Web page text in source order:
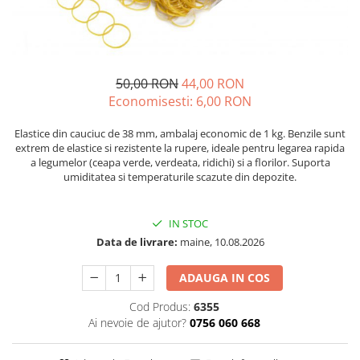
Seminte legume
Seminte ceapa
Seminte conopida
Seminte de Gulii
Seminte de praz
Seminte dovleac decorativ
Seminte dovlecel / dovleac
Seminte mazare
Seminte morcovi
Motofierastrau / Drujba
Pila motofierastrau / drujba
Pompa de apa curata/murdara
Pompa de stropit
Spray si intretinere
Discuri motocoasa
Fierastraie manuale
Flexuri si Polizoare
Gresor / Decalimetru
Hranitoare/ Adapatoare
Lant motofierastrau / drujba
Masca de sudura & accesori
Motocoasa si consumabile /
accesorii
50,00 RON44,00 RON
Economisesti: 6,00 RON
Elastice din cauciuc de 38 mm, ambalaj economic de 1 kg. Benzile sunt
extrem de elastice si rezistente la rupere, ideale pentru legarea rapida
a legumelor (ceapa verde, verdeata, ridichi) si a florilor. Suporta
umiditatea si temperaturile scazute din depozite.
IN STOC
Data de livrare: maine, 10.08.2026
ADAUGA IN COS
Cod Produs: 6355
Ai nevoie de ajutor? 0756 060 668